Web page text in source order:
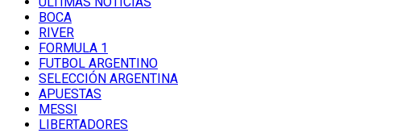
BOCA
RIVER
FORMULA 1
FUTBOL ARGENTINO
SELECCIÓN ARGENTINA
APUESTAS
MESSI
LIBERTADORES